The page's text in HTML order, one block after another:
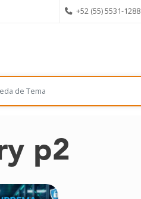
+52 (55) 5531-1288
p2